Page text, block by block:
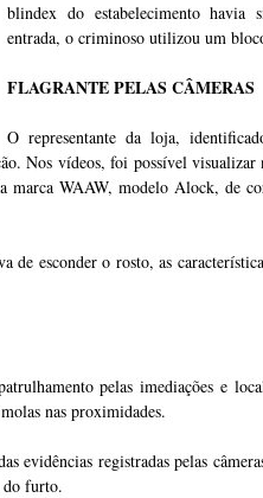
blindex do estabelecimento havia
entrada, o criminoso utilizou um
FLAGRANTE PELAS CÂMERAS
O representante da loja,
Nos vídeos, foi possível
marca WAAW, modelo Alock, de
esconder o rosto, as
pelas imediações e
nas proximidades.
registradas pelas
do furto.